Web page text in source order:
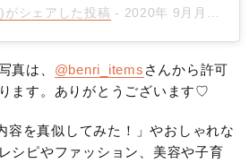
シェアした投稿 - 2020年 9月月7日午後8時14分PDT
真は、 @benri_items さんから許可
ます。ありがとうございます♡
容を真似してみた！」やおしゃれな
シピやファッション、美容や子育